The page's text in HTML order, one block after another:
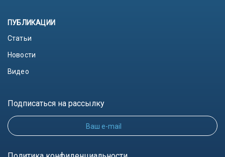
ПУБЛИКАЦИИ
Статьи
Новости
Видео
Подписаться на рассылку
Ваш e-mail